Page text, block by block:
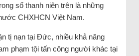
số thanh niên trên là những
CHXHCN Việt Nam.
tị nạn tại Đức, nhiều khả năng
phạm tội tấn công người khác tại